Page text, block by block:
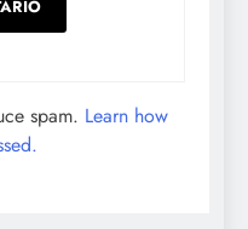
spam. Learn how